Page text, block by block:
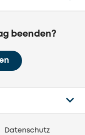
beenden?
Datenschutz